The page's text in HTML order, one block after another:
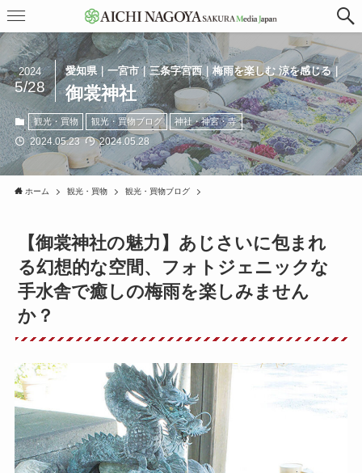
愛知県｜一宮市｜三条字宮西｜梅雨を楽しむ 涼を感じる｜
御裳神社
2024
5/28
観光・買物 観光・買物ブログ 神社・神宮・寺
2024.05.23 2024.05.28
ホーム 観光・買物 観光・買物ブログ
【御裳神社の魅力】あじさいに包まれ
る幻想的な空間、フォトジェニックな
手水舎で癒しの梅雨を楽しみません
か？